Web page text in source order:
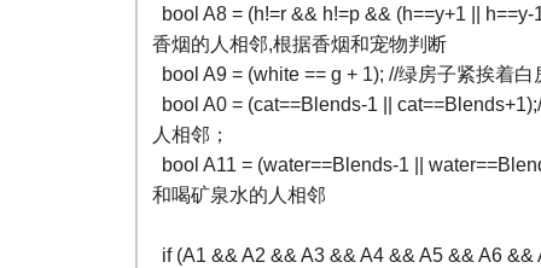
bool A8 = (h!=r && h!=p && (h==y+1 ||
香烟的人相邻,根据香烟和宠物判断
bool A9 = (white == g + 1); //绿房子紧挨着
bool A0 = (cat==Blends-1 ||
人相邻；
bool A11 = (water==Blends-1 ||
和喝矿泉水的人相邻
if (A1 && A2 && A3 && A4 && A5 && A6